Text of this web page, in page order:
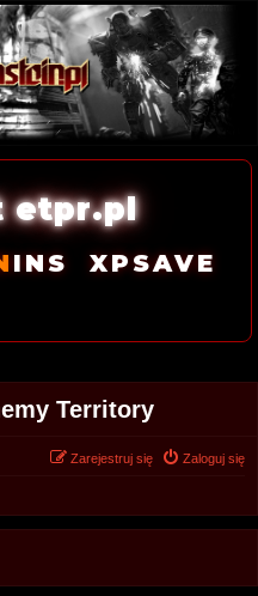
etpr.pl
INS XPSAVE
Territory
Zaloguj się
Zarejestruj się